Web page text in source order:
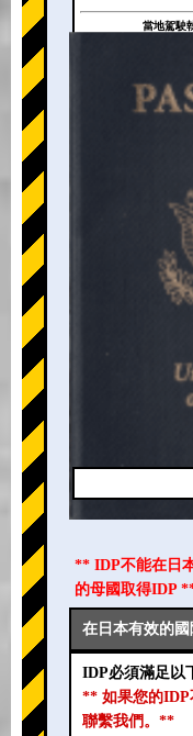
當地駕駛
** IDP不能在日
的母國取得IDP
在日本有效的國
IDP必須滿足以
** 如果您的IDP
聯繫我們。**